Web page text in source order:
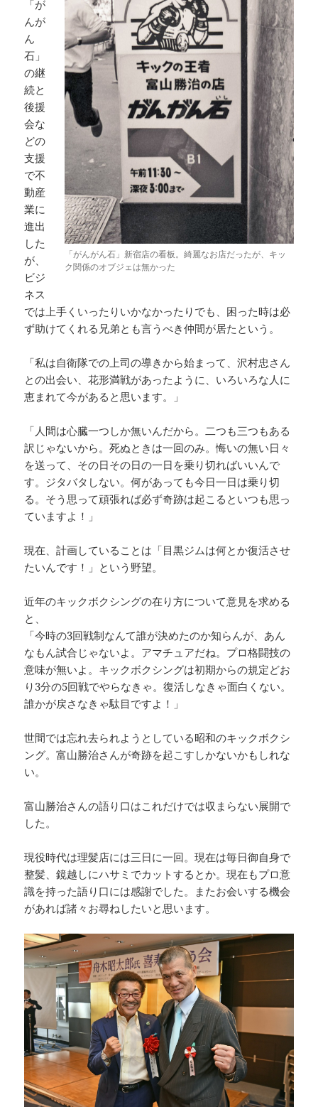
「がんがん石」新宿店の看板。綺麗なお店だったが、キッ
ク関係のオブジェは無かった
「が
んが
ん
石」
の継
続と
後援
会な
どの
支援
で不
動産
業に
進出
した
が、
ビジ
ネス
では上手くいったりいかなかったりでも、困った時は必
ず助けてくれる兄弟とも言うべき仲間が居たという。
「私は自衛隊での上司の導きから始まって、沢村忠さん
との出会い、花形満戦があったように、いろいろな人に
恵まれて今があると思います。」
「人間は心臓一つしか無いんだから。二つも三つもある
訳じゃないから。死ぬときは一回のみ。悔いの無い日々
を送って、その日その日の一日を乗り切ればいいんで
す。ジタバタしない。何があっても今日一日は乗り切
る。そう思って頑張れば必ず奇跡は起こるといつも思っ
ていますよ！」
現在、計画していることは「目黒ジムは何とか復活させ
たいんです！」という野望。
近年のキックボクシングの在り方について意見を求める
と、
「今時の3回戦制なんて誰が決めたのか知らんが、あん
なもん試合じゃないよ。アマチュアだね。プロ格闘技の
意味が無いよ。キックボクシングは初期からの規定どお
り3分の5回戦でやらなきゃ。復活しなきゃ面白くない。
誰かが戻さなきゃ駄目ですよ！」
世間では忘れ去られようとしている昭和のキックボクシ
ング。富山勝治さんが奇跡を起こすしかないかもしれな
い。
富山勝治さんの語り口はこれだけでは収まらない展開で
した。
現役時代は理髪店には三日に一回。現在は毎日御自身で
整髪、鏡越しにハサミでカットするとか。現在もプロ意
識を持った語り口には感謝でした。またお会いする機会
があれば諸々お尋ねしたいと思います。